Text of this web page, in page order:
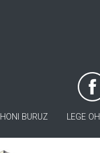
HONI BURUZ LEGE